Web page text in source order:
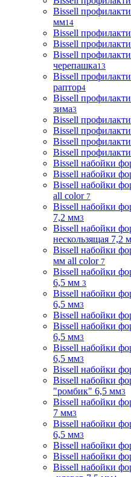
Bissell
мм14
Bissell
Bissell
Bissell
черепашка13
Bissell
раптор4
Bissell
зима3
Bissell
Bissell
Bissell
Bissell
Bissell набойки
Bissell набойки
Bissell набойки
all color 7
Bissell набойки
7,2 мм3
Bissell набойки
нескользящая 7,2
Bissell набойки
мм all color 7
Bissell набойки
6,5 мм 3
Bissell набойки
6,5 мм3
Bissell набойки
Bissell набойки
6,5 мм3
Bissell набойки
6,5 мм3
Bissell набойки
Bissell набойки
"ромбик" 6,5 мм3
Bissell набойки
7 мм3
Bissell набойки
6,5 мм3
Bissell набойки
Bissell набойки
Bissell набойки